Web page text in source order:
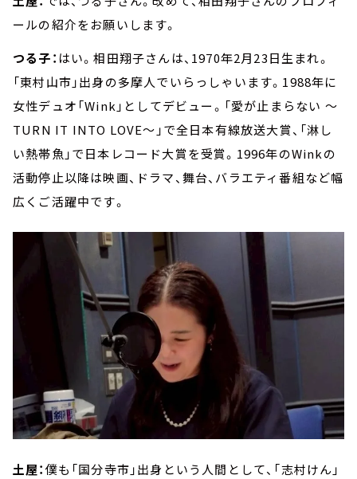
ールの紹介をお願いします。
つる子： はい。相田翔子さんは、1970年2月23日生まれ。
「東村山市」出身の多摩人でいらっしゃいます。1988年に
女性デュオ「Wink」としてデビュー。「愛が止まらない ～
TURN IT INTO LOVE～」で全日本有線放送大賞、「淋し
い熱帯魚」で日本レコード大賞を受賞。1996年のWinkの
活動停止以降は映画、ドラマ、舞台、バラエティ番組など幅
広くご活躍中です。
土屋：僕も「国分寺市」出身という人間として、「志村けん」